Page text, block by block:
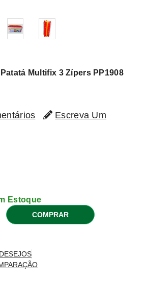
Multifix 3 Zípers PP1908
Escreva Um
Estoque
COMPRAR